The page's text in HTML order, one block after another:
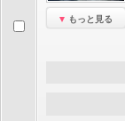
もっと見る